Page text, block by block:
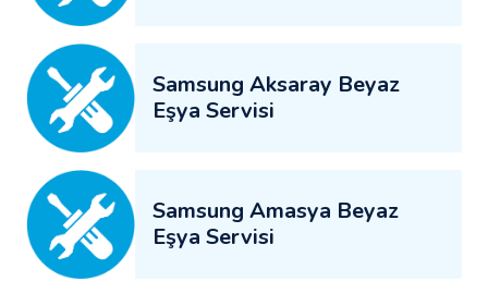
Samsung Aksaray Beyaz
Eşya Servisi
Samsung Amasya Beyaz
Eşya Servisi